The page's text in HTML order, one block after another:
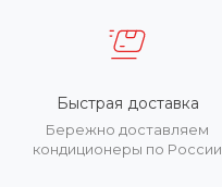
Быстрая доставка
Бережно доставляем
кондиционеры по России